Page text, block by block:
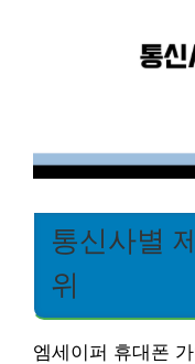
통신사별
위
엠세이퍼 휴대폰